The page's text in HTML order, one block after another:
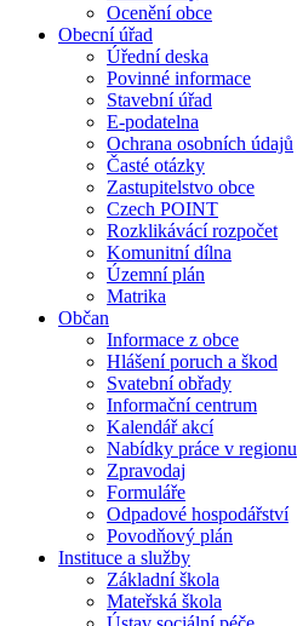
Ocenění obce
Obecní úřad
Úřední deska
Povinné informace
Stavební úřad
E-podatelna
Ochrana osobních údajů
Časté otázky
Zastupitelstvo obce
Czech POINT
Rozklikávácí rozpočet
Komunitní dílna
Územní plán
Matrika
Občan
Informace z obce
Hlášení poruch a škod
Svatební obřady
Informační centrum
Kalendář akcí
Nabídky práce v regionu
Zpravodaj
Formuláře
Odpadové hospodářství
Povodňový plán
Instituce a služby
Základní škola
Mateřská škola